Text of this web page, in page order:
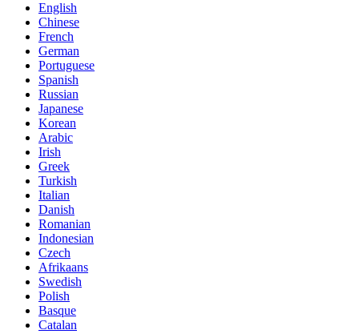
English
Chinese
French
German
Portuguese
Spanish
Russian
Japanese
Korean
Arabic
Irish
Greek
Turkish
Italian
Danish
Romanian
Indonesian
Czech
Afrikaans
Swedish
Polish
Basque
Catalan